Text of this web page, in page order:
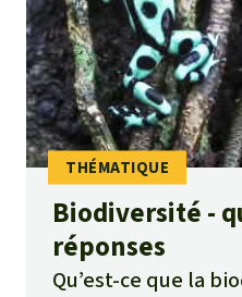
Biodiversité -
réponses
Qu’est-ce que la